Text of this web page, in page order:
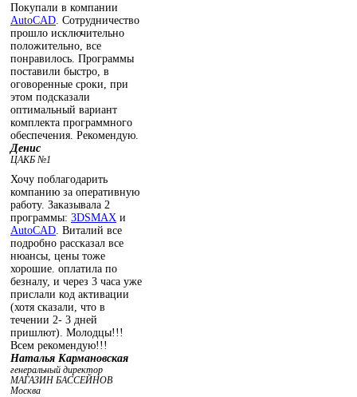
Покупали в компании
AutoCAD . Сотрудничество
прошло исключительно
положительно, все
понравилось. Программы
поставили быстро, в
оговоренные сроки, при
этом подсказали
оптимальный вариант
комплекта программного
обеспечения. Рекомендую.
Денис
ЦАКБ №1
Хочу поблагодарить
компанию за оперативную
работу. Заказывала 2
программы: 3DSMAX и
AutoCAD . Виталий все
подробно рассказал все
нюансы, цены тоже
хорошие. оплатила по
безналу, и через 3 часа уже
прислали код активации
(хотя сказали, что в
течении 2- 3 дней
пришлют). Молодцы!!!
Всем рекомендую!!!
Наталья Кармановская
генеральный директор
МАГАЗИН БАССЕЙНОВ
Москва